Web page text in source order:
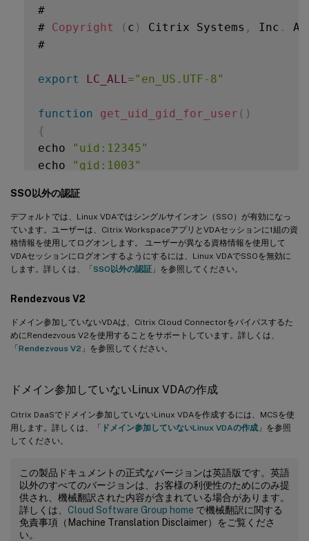
#
# Copyright ( c ) Citrix Systems , Inc .
#
export LC_ALL ="en_US.UTF-8"
function get_uid_gid_for_user ( )
{
echo
"uid:12345"
echo
"gid:1003"
echo "shell:/bin/sh"
}
get_uid_gid_for_user $1
SSO以外の認証
デフォルトでは、Linux VDAではシングルサインオン（SSO）が有効になっ
ています。ユーザーは、Citrix WorkspaceアプリとVDAセッションに1組の資
格情報を使用してログオンします。 ユーザーが異なる資格情報を使用して
VDAセッションにログオンするようにするには、Linux VDAでSSOを無効に
します。詳しくは、「SSO以外の認証 」を参照してください。
Rendezvous V2
ドメイン参加していないVDAは、Citrix Cloud Connectorをバイパスするた
めにRendezvous V2を使用することをサポートしています。詳しくは、
「Rendezvous V2 」を参照してください。
ドメイン参加していないLinux VDAの作成
Citrix DaaSでドメイン参加していないLinux VDAを作成するには、MCSを使
用します。詳しくは、「 ドメイン参加していないLinux VDAの作成 」を参照
してください。
この製品ドキュメントの正式なバージョンは英語版です。英語
以外のすべてのバージョンは、お客様の利便性のためにのみ提
供され、機械翻訳された内容が含まれている場合があります。
詳しくは、 Cloud Software Group home で機械翻訳に関する
免責事項（Machine Translation Disclaimer）をご覧くださ
い。